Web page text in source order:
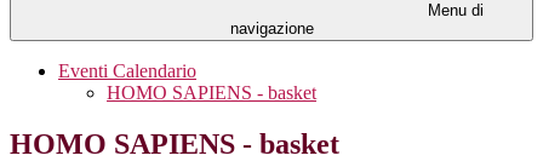
Menu di
navigazione
Eventi Calendario
HOMO SAPIENS - basket
HOMO SAPIENS - basket